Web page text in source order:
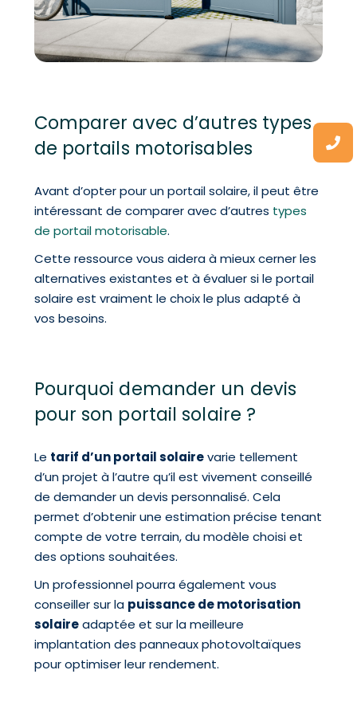
Comparer avec d’autres types
de portails motorisables
Avant d’opter pour un portail solaire, il peut être
intéressant de comparer avec d’autres types
de portail motorisable.
Cette ressource vous aidera à mieux cerner les
alternatives existantes et à évaluer si le portail
solaire est vraiment le choix le plus adapté à
vos besoins.
Pourquoi demander un devis
pour son portail solaire ?
Le tarif d’un portail solairevarie tellement
d’un projet à l’autre qu’il est vivement conseillé
de demander un devis personnalisé. Cela
permet d’obtenir une estimation précise tenant
compte de votre terrain, du modèle choisi et
des options souhaitées.
Un professionnel pourra également vous
conseiller sur la puissance de motorisation
solaireadaptée et sur la meilleure
implantation des panneaux photovoltaïques
pour optimiser leur rendement.